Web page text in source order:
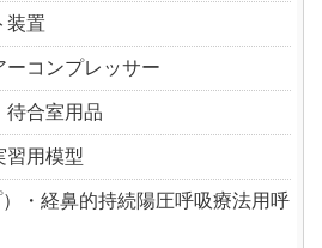
装置
コンプレッサー
待合室用品
習用模型
・経鼻的持続陽圧呼吸療法用呼